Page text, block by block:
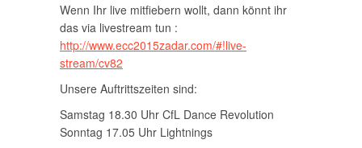
Wenn Ihr live mitfiebern wollt, dann könnt ihr
das via livestream tun :
http://www.ecc2015zadar.com/#!live-
stream/cv82
Unsere Auftrittszeiten sind:
Samstag 18.30 Uhr CfL Dance Revolution
Sonntag 17.05 Uhr Lightnings